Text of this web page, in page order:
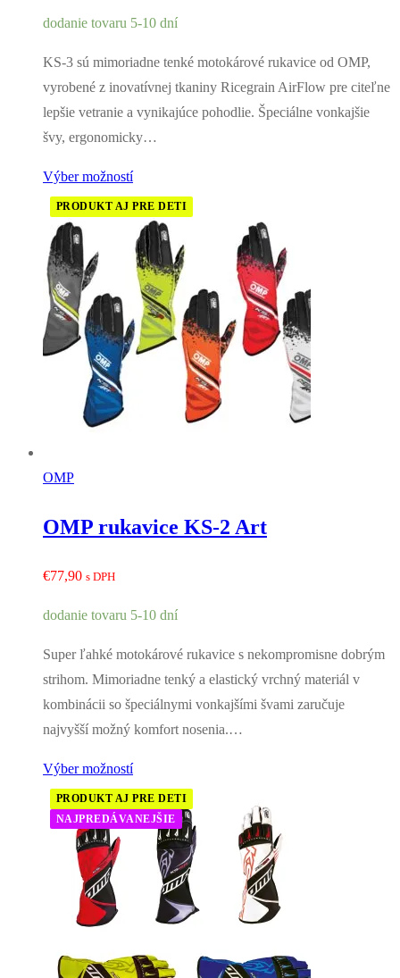
dodanie tovaru 5-10 dní
KS-3 sú mimoriadne tenké motokárové rukavice od OMP,
vyrobené z inovatívnej tkaniny Ricegrain AirFlow pre citeľne
lepšie vetranie a vynikajúce pohodlie. Špeciálne vonkajšie
švy, ergonomicky…
Výber možností
OMP
PRODUKT AJ PRE DETI
OMP rukavice KS-2 Art
€77,90 s DPH
dodanie tovaru 5-10 dní
Super ľahké motokárové rukavice s nekompromisne dobrým
strihom. Mimoriadne tenký a elastický vrchný materiál v
kombinácii so špeciálnymi vonkajšími švami zaručuje
najvyšší možný komfort nosenia.…
Výber možností
PRODUKT AJ PRE DETI
NAJPREDÁVANEJŠIE